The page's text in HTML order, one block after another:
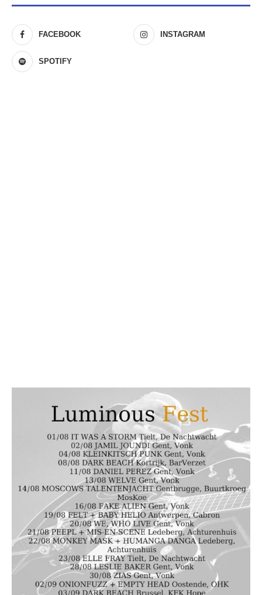
FACEBOOK INSTAGRAM
SPOTIFY